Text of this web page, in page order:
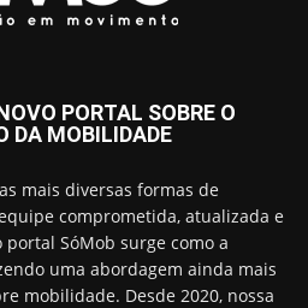
PORTAL SOBRE O
DA MOBILIDADE
mais diversas formas de
comprometida, atualizada e
SóMob surge como a
uma abordagem ainda mais
mobilidade. Desde 2020, nossa